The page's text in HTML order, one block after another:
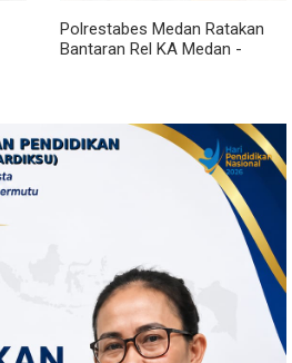
Polrestabes Medan Ratakan
Bantaran Rel KA Medan -